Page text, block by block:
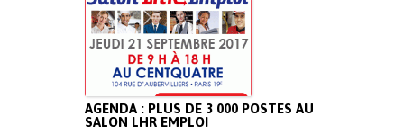
AGENDA : PLUS DE 3 000 POSTES AU
SALON LHR EMPLOI